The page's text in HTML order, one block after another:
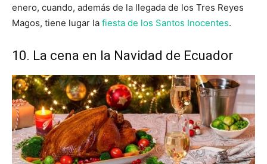
enero, cuando, además de la llegada de los Tres Reyes
Magos, tiene lugar la fiesta de los Santos Inocentes.
10. La cena en la Navidad de Ecuador